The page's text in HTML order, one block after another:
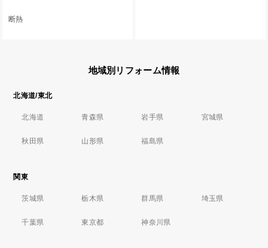
断熱
地域別リフォーム情報
北海道/東北
北海道 青森県 岩手県 宮城県
秋田県 山形県 福島県
関東
茨城県 栃木県 群馬県 埼玉県
千葉県 東京都 神奈川県